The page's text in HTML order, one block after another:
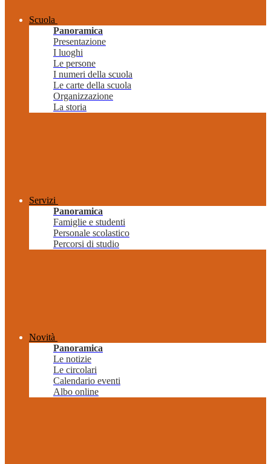
Scuola
Panoramica
Presentazione
I luoghi
Le persone
I numeri della scuola
Le carte della scuola
Organizzazione
La storia
Servizi
Panoramica
Famiglie e studenti
Personale scolastico
Percorsi di studio
Novità
Panoramica
Le notizie
Le circolari
Calendario eventi
Albo online